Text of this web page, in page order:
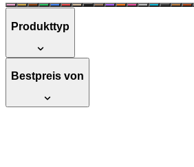
Produkttyp
Bestpreis von
PFLEGENDER Lipgloss